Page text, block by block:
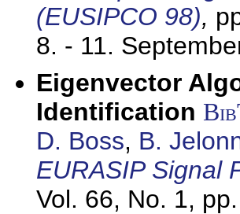
(EUSIPCO 98),
8. - 11.
Eigenvector
Identification
D. Boss, B.
EURASIP Signal
Vol. 66, No. 1,